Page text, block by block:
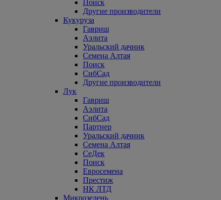
Поиск
Другие производители
Кукуруза
Гавриш
Аэлита
Уральский дачник
Семена Алтая
Поиск
СибСад
Другие производители
Лук
Гавриш
Аэлита
СибСад
Партнер
Уральский дачник
Семена Алтая
СеДек
Поиск
Евросемена
Престиж
НК ЛТД
Микрозелень